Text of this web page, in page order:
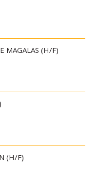
MAGALAS (H/F)
(H/F)